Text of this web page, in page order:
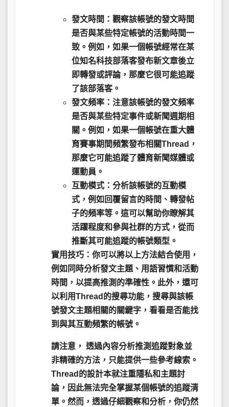
發文時間： 觀察該帳號的發文時間
是否與某些特定帳號的活動時間一
致。例如，如果一個帳號經常在某
位知名科技部落客發布新文章後立
即轉發或評論，那麼它很可能追蹤
了該部落客。
發文頻率： 注意該帳號的發文頻率
是否與某些特定事件或新聞週期相
關。例如，如果一個帳號在重大體
育賽事期間頻繁發布相關Thread，
那麼它可能追蹤了體育新聞媒體或
運動員。
互動模式： 分析該帳號的互動模
式，例如回覆留言的時間、轉發帖
子的頻率等。這可以幫助你瞭解其
活躍程度和參與社群的方式，從而
推斷其可能追蹤的帳號類型。
實用技巧： 你可以將以上方法結合使用，
例如同時分析發文主題、用語習慣和活動
時間，以提高推測的準確性。此外，還可
以利用Thread的搜尋功能，搜尋與該帳
號發文主題相關的關鍵字，看看是否能找
到與其互動頻繁的帳號。
請注意， 透過內容分析推測追蹤對象並
非精確的方法，只能提供一些參考線索。
Thread的設計本就注重隱私和主題討
論，因此無法完全掌握某個帳號的追蹤清
單。然而，透過仔細觀察和分析，你仍然